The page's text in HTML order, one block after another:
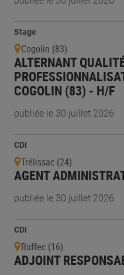
Stage
Cogolin (83)
ALTERNANT
COGOLIN (83) - H/F
publiée le 30 juillet 2026
CDI
Trélissac (24)
AGENT
publiée le 30 juillet 2026
CDI
Ruffec (16)
ADJOINT